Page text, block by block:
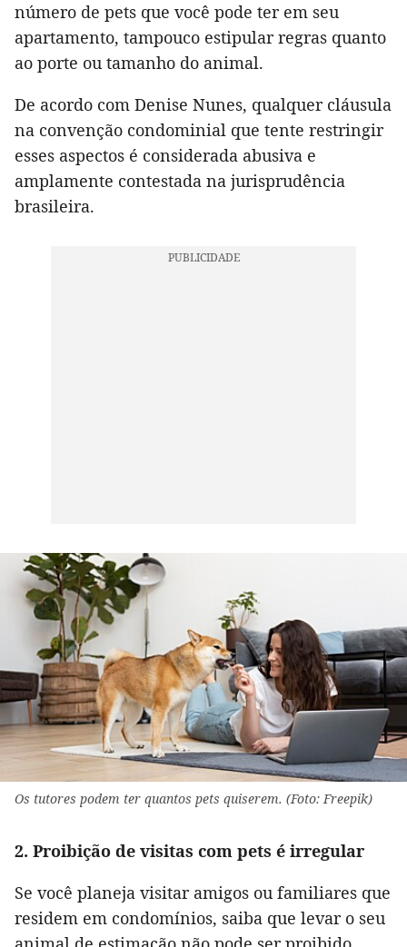
número de pets que você pode ter em seu
apartamento, tampouco estipular regras quanto
ao porte ou tamanho do animal.
De acordo com Denise Nunes, qualquer cláusula
na convenção condominial que tente restringir
esses aspectos é considerada abusiva e
amplamente contestada na jurisprudência
brasileira.
Os tutores podem ter quantos pets quiserem. (Foto: Freepik)
2. Proibição de visitas com pets é irregular
Se você planeja visitar amigos ou familiares que
residem em condomínios, saiba que levar o seu